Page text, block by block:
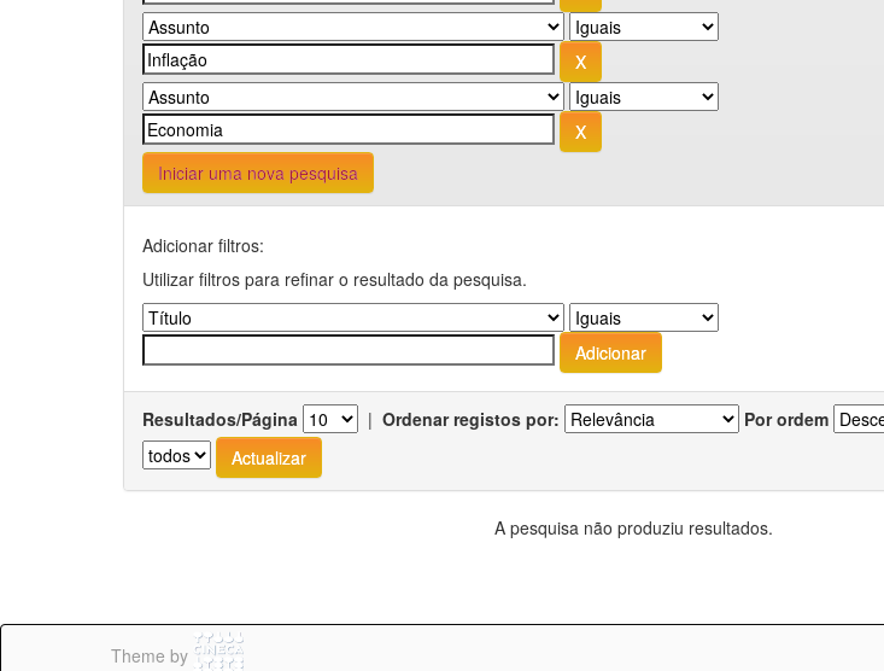
Iniciar uma nova pesquisa
Adicionar filtros:
Utilizar filtros para refinar o resultado da pesquisa.
Resultados/Página | Ordenar registos por: Por ordem
A pesquisa não produziu resultados.
Theme by